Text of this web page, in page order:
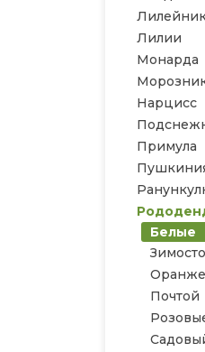
Лилии
Монарда
Нарцисс
Примула
Белые
Почтой